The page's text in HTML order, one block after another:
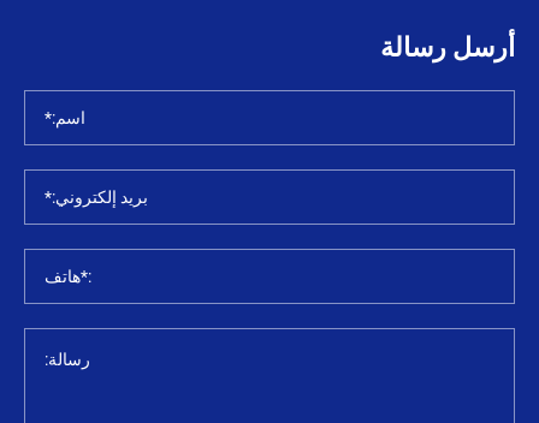
أرسل رسالة
اسم:*
بريد إلكتروني:*
:*هاتف
رسالة: